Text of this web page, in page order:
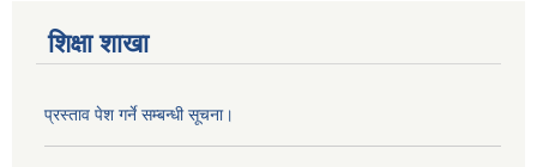
शिक्षा शाखा
प्रस्ताव पेश गर्ने सम्बन्धी सूचना।